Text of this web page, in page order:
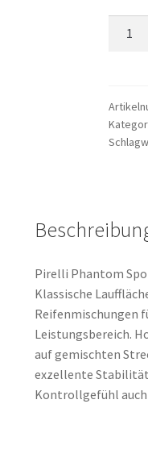
-
18
56H
Pirelli Phantom
Klassische
Reifenmischungen
Leistungsbereich.
auf gemischten
exzellente Stabilität
Kontrollgefühl auch